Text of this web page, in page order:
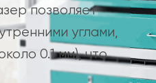
позволяет
углами,
0.1 мм), что